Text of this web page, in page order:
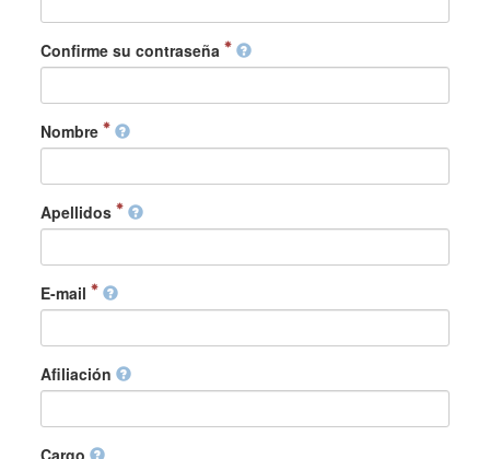
Confirme su contraseña
Nombre
Apellidos
E-mail
Afiliación
Cargo